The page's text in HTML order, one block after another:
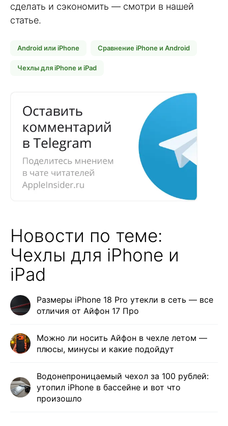
сделать и сэкономить — смотри в нашей
статье.
Android или iPhone Сравнение iPhone и Android
Чехлы для iPhone и iPad
Новости по теме:
Чехлы для iPhone и
iPad
Размеры iPhone 18 Pro утекли в сеть — все
отличия от Айфон 17 Про
Можно ли носить Айфон в чехле летом —
плюсы, минусы и какие подойдут
Водонепроницаемый чехол за 100 рублей:
утопил iPhone в бассейне и вот что
произошло